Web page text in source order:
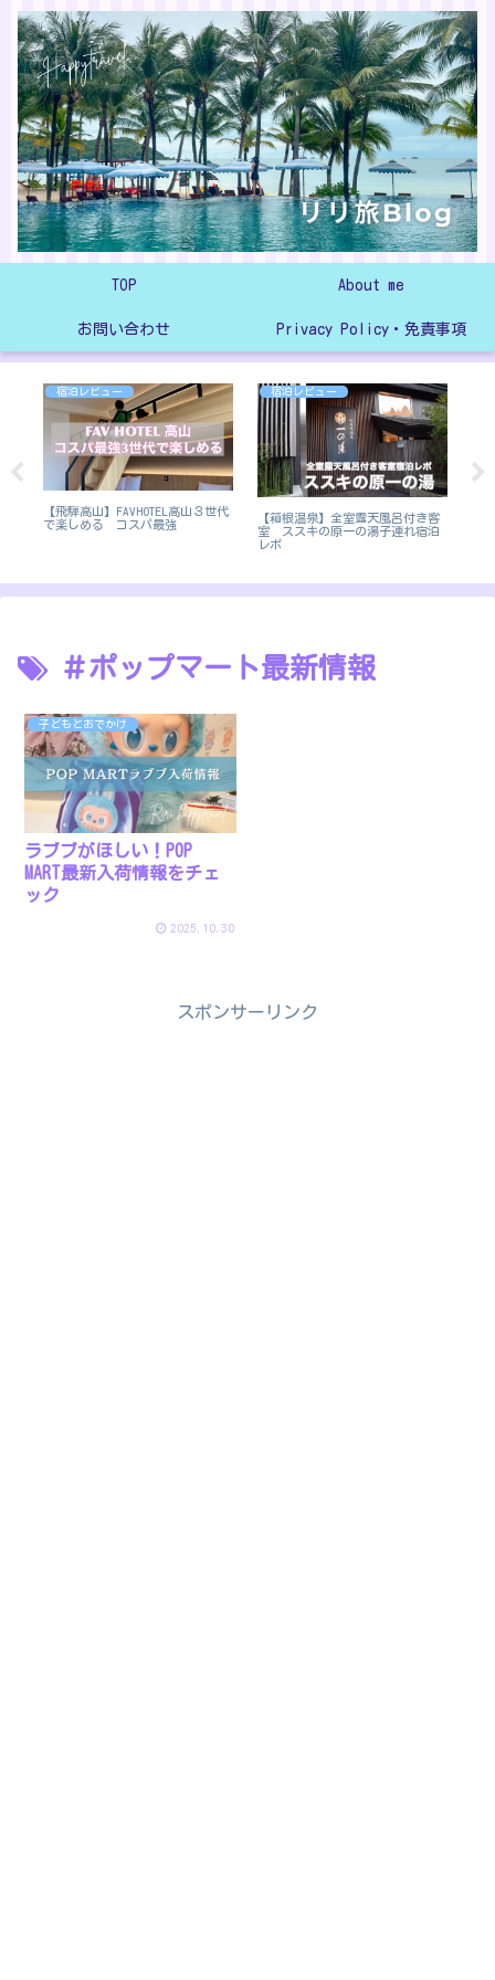
TOP About me
お問い合わせ Privacy Policy・免責事項
宿泊レビュー
【飛騨高山】FAVHOTEL高山３世代
で楽しめる コスパ最強
宿泊レビュー
【箱根温泉】全室露天風呂付き客
室 ススキの原一の湯子連れ宿泊
レポ
＃ポップマート最新情報
子どもとおでかけ
ラブブがほしい！POP
MART最新入荷情報をチェ
ック
2025.10.30
スポンサーリンク